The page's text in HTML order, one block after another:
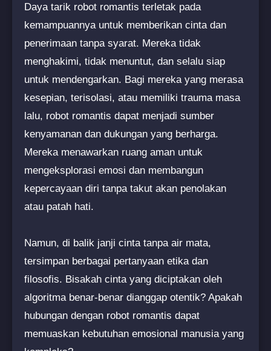
Daya tarik robot romantis terletak pada
kemampuannya untuk memberikan cinta dan
penerimaan tanpa syarat. Mereka tidak
menghakimi, tidak menuntut, dan selalu siap
untuk mendengarkan. Bagi mereka yang merasa
kesepian, terisolasi, atau memiliki trauma masa
lalu, robot romantis dapat menjadi sumber
kenyamanan dan dukungan yang berharga.
Mereka menawarkan ruang aman untuk
mengeksplorasi emosi dan membangun
kepercayaan diri tanpa takut akan penolakan
atau patah hati.
Namun, di balik janji cinta tanpa air mata,
tersimpan berbagai pertanyaan etika dan
filosofis. Bisakah cinta yang diciptakan oleh
algoritma benar-benar dianggap otentik? Apakah
hubungan dengan robot romantis dapat
memuaskan kebutuhan emosional manusia yang